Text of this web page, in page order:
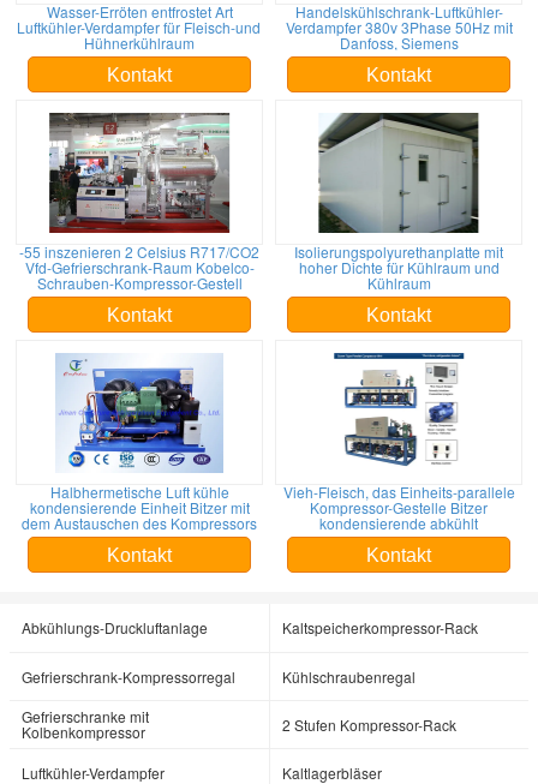
Wasser-Erröten entfrostet Art
Luftkühler-Verdampfer für Fleisch-und
Hühnerkühlraum
Kontakt
Handelskühlschrank-Luftkühler-
Verdampfer 380v 3Phase 50Hz mit
Danfoss, Siemens
Kontakt
-55 inszenieren 2 Celsius R717/CO2
Vfd-Gefrierschrank-Raum Kobelco-
Schrauben-Kompressor-Gestell
Kontakt
Isolierungspolyurethanplatte mit
hoher Dichte für Kühlraum und
Kühlraum
Kontakt
Halbhermetische Luft kühle
kondensierende Einheit Bitzer mit
dem Austauschen des Kompressors
Kontakt
Vieh-Fleisch, das Einheits-parallele
Kompressor-Gestelle Bitzer
kondensierende abkühlt
Kontakt
Abkühlungs-Druckluftanlage Kaltspeicherkompressor-Rack
Gefrierschrank-Kompressorregal
Kühlschraubenregal
Gefrierschranke mit
Kolbenkompressor 2 Stufen Kompressor-Rack
Luftkühler-Verdampfer
Kaltlagerbläser